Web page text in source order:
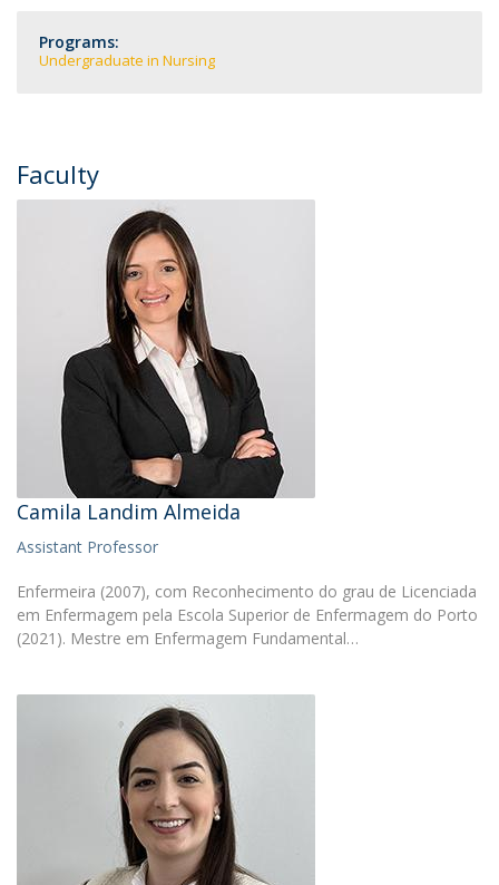
Programs:
Undergraduate in Nursing
Faculty
Camila Landim Almeida
Assistant Professor
Enfermeira (2007), com Reconhecimento do grau de Licenciada
em Enfermagem pela Escola Superior de Enfermagem do Porto
(2021). Mestre em Enfermagem Fundamental…